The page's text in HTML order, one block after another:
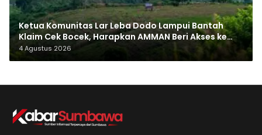
Ketua Komunitas Lar Leba Dodo Lampui Bantah
Klaim Cek Bocek, Harapkan AMMAN Beri Akses ke
Makam Leluhur
4 Agustus 2026